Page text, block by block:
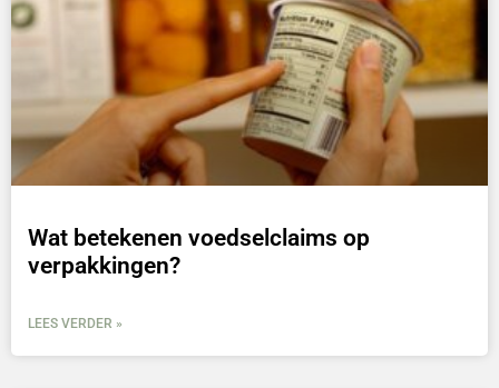
Wat betekenen voedselclaims op
verpakkingen?
LEES VERDER »